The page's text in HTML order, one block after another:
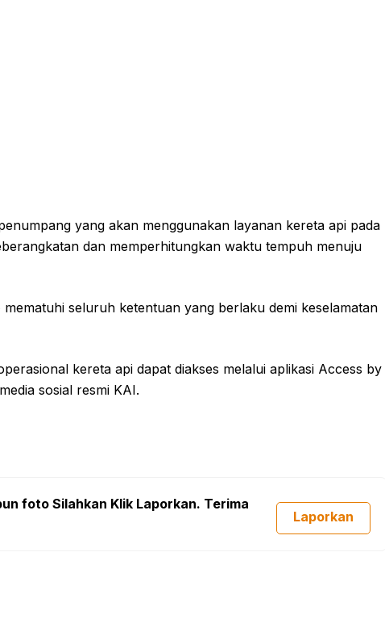
yang akan menggunakan layanan kereta api pada
dan memperhitungkan waktu tempuh menuju
seluruh ketentuan yang berlaku demi keselamatan
kereta api dapat diakses melalui aplikasi Access by
sosial resmi KAI.
foto Silahkan Klik Laporkan. Terima
Laporkan